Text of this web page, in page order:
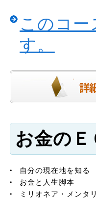
このコ
す。
お金の
自分の現在地を知る
お金と人生脚本
ミリオネア・メンタ